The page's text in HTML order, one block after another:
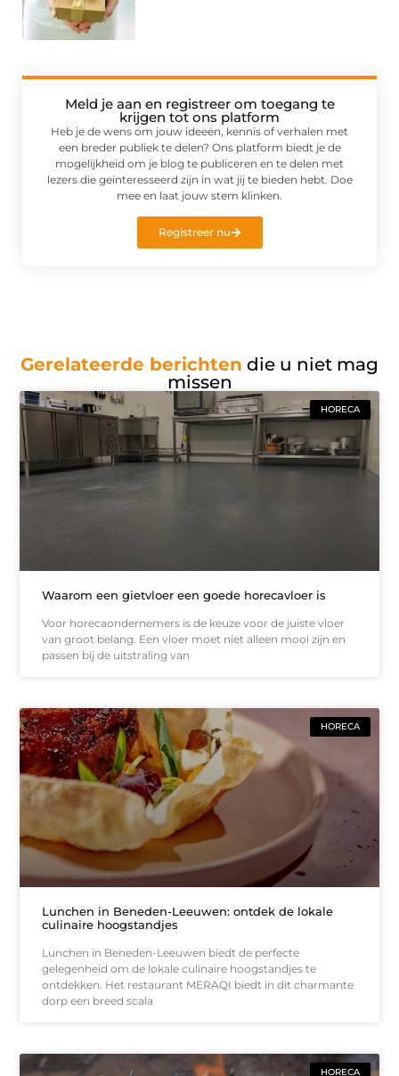
Meld je aan en registreer om toegang te
krijgen tot ons platform
Heb je de wens om jouw ideeën, kennis of verhalen met
een breder publiek te delen? Ons platform biedt je de
mogelijkheid om je blog te publiceren en te delen met
lezers die geïnteresseerd zijn in wat jij te bieden hebt. Doe
mee en laat jouw stem klinken.
Registreer nu
Gerelateerde berichten die u niet mag
missen
HORECA
Waarom een gietvloer een goede horecavloer is
Voor horecaondernemers is de keuze voor de juiste vloer
van groot belang. Een vloer moet niet alleen mooi zijn en
passen bij de uitstraling van
HORECA
Lunchen in Beneden-Leeuwen: ontdek de lokale
culinaire hoogstandjes
Lunchen in Beneden-Leeuwen biedt de perfecte
gelegenheid om de lokale culinaire hoogstandjes te
ontdekken. Het restaurant MERAQI biedt in dit charmante
dorp een breed scala
HORECA